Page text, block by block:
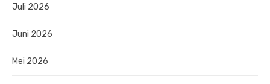
Juli 2026
Juni 2026
Mei 2026